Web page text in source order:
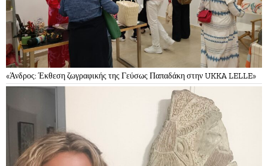
«Άνδρος: Έκθεση ζωγραφικής της Γεύσως Παπαδάκη στην UKKA LELLE»